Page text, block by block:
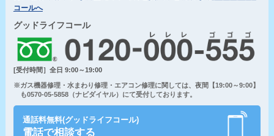
コールへ
グッドライフコール
[受付時間］全日 9:00～19:00
※ガス機器修理・水まわり修理・エアコン修理に関しては、夜間【19:00～9:00】
も0570-05-5858（ナビダイヤル）にて受付しております。
通話料無料(グッドライフコール)
電話で相談する